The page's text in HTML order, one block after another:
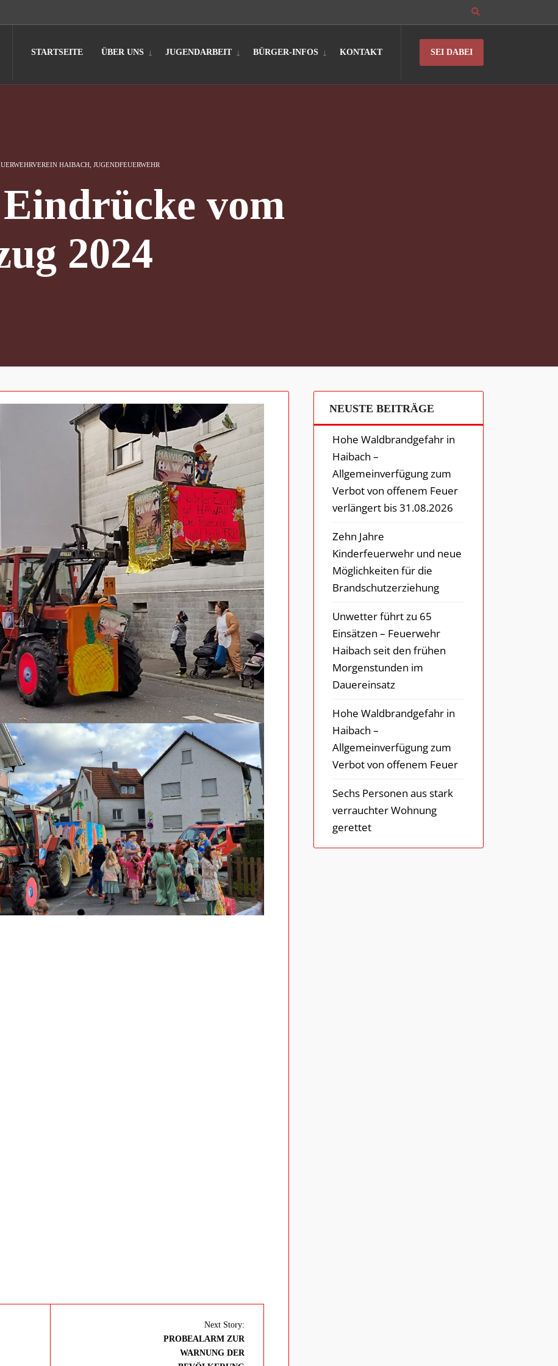
STARTSEITE ÜBER UNS JUGENDARBEIT BÜRGER-INFOS KONTAKT SEI DABEI
HAIBACH JUGENDFEUERWEHR
vom
2024
Next Story:
PROBEALARM ZUR
WARNUNG DER
NEUSTE BEITRÄGE
Hohe Waldbrandgefahr in
Haibach –
Allgemeinverfügung zum
Verbot von offenem Feuer
verlängert bis 31.08.2026
Zehn Jahre
Kinderfeuerwehr und neue
Möglichkeiten für die
Brandschutzerziehung
Unwetter führt zu 65
Einsätzen – Feuerwehr
Haibach seit den frühen
Morgenstunden im
Dauereinsatz
Hohe Waldbrandgefahr in
Haibach –
Allgemeinverfügung zum
Verbot von offenem Feuer
Sechs Personen aus stark
verrauchter Wohnung
gerettet